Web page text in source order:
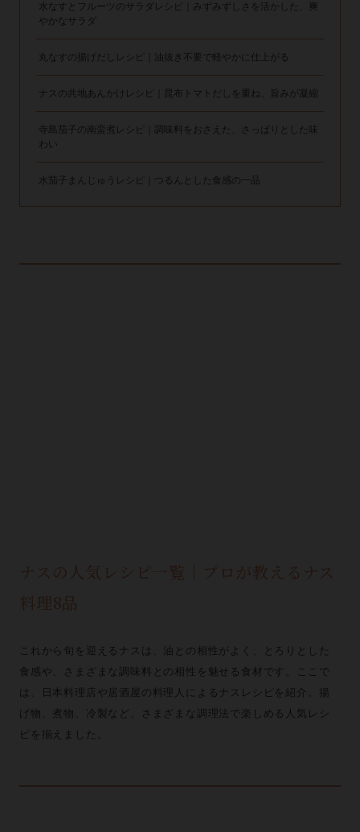
水なすとフルーツのサラダレシピ｜みずみずしさを活かした、爽
やかなサラダ
丸なすの揚げだしレシピ｜油抜き不要で軽やかに仕上がる
ナスの共地あんかけレシピ｜昆布トマトだしを重ね、旨みが凝縮
寺島茄子の南蛮煮レシピ｜調味料をおさえた、さっぱりとした味
わい
水茄子まんじゅうレシピ｜つるんとした食感の一品
ナスの人気レシピ一覧｜プロが教えるナス
料理8品
これから旬を迎えるナスは、油との相性がよく、とろりとした
食感や、さまざまな調味料との相性を魅せる食材です。ここで
は、日本料理店や居酒屋の料理人によるナスレシピを紹介。揚
げ物、煮物、冷製など、さまざまな調理法で楽しめる人気レシ
ピを揃えました。